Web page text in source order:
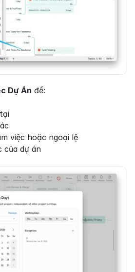
Dự Án để:
việc hoặc ngoại lệ
của dự án